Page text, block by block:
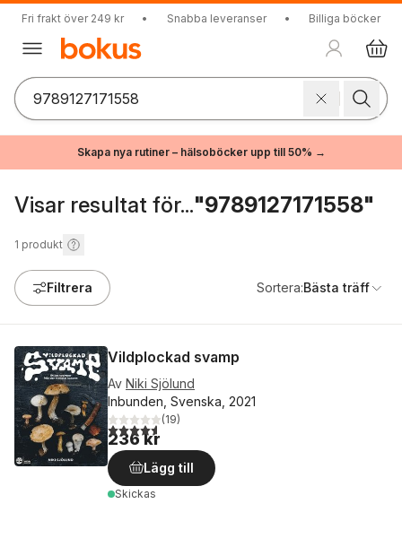
Fri frakt över 249 kr • Snabba leveranser • Billiga böcker
Skapa nya rutiner – hälsoböcker upp till 50% →
Visar resultat för..."9789127171558"
1 produkt
Filtrera Sortera:Bästa träff
Vildplockad svamp
Av Niki Sjölund
Inbunden, Svenska, 2021
4,6utav 5 stjärnor. Totalt antal röster:
(19)
236 kr
Lägg till
Skickas